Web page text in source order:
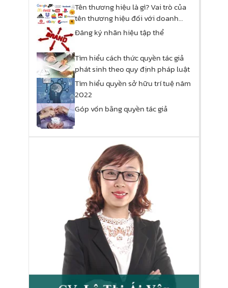
Tên thương hiệu là gì? Vai trò của
tên thương hiệu đối với doanh
nghiệp
Đăng ký nhãn hiệu tập thể
Tìm hiểu cách thức quyền tác giả
phát sinh theo quy định pháp luật
Tìm hiểu quyền sở hữu trí tuệ năm
2022
Góp vốn bằng quyền tác giả